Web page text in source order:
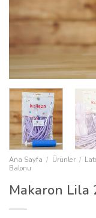
Ana Sayfa / Ürünler /
Balonu
Makaron Lila